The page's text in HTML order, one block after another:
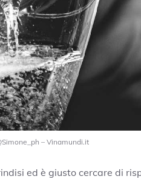
– Vinamundi.it
ed è giusto cercare di